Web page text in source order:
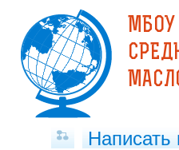
МБОУ
Написать